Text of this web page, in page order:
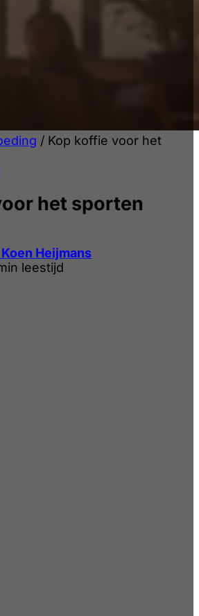
/ Kop koffie voor het
het sporten
Koen Heijmans
leestijd